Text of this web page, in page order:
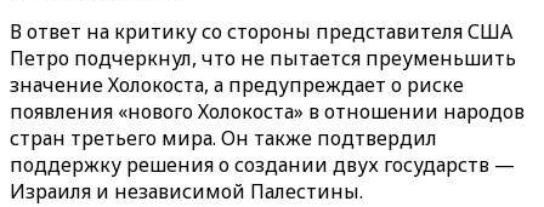
В ответ на критику со стороны представителя США
Петро подчеркнул, что не пытается преуменьшить
значение Холокоста, а предупреждает о риске
появления «нового Холокоста» в отношении народов
стран третьего мира. Он также подтвердил
поддержку решения о создании двух государств —
Израиля и независимой Палестины.